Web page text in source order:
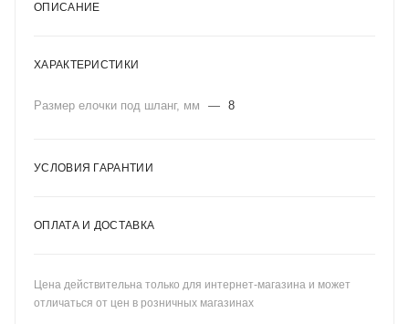
ОПИСАНИЕ
ХАРАКТЕРИСТИКИ
Размер елочки под шланг, мм — 8
УСЛОВИЯ ГАРАНТИИ
ОПЛАТА И ДОСТАВКА
Цена действительна только для интернет-магазина и может
отличаться от цен в розничных магазинах